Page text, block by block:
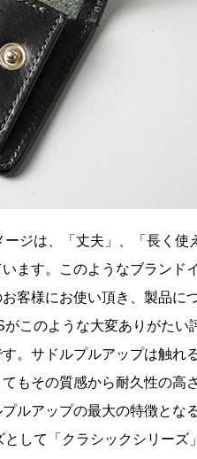
ジは、「丈夫」、「長く使
ます。このようなブランド
客様にお使い頂き、製品に
このような大変ありがたい
。サドルプルアップは触れ
もその質感から耐久性の高
ルアップの最大の特徴とな
して「クラシックシリーズ